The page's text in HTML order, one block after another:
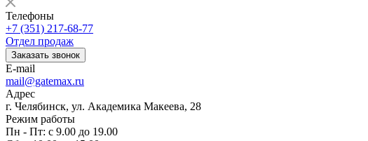
Телефоны
+7 (351) 217-68-77
Отдел продаж
Заказать звонок
E-mail
mail@gatemax.ru
Адрес
г. Челябинск, ул. Академика Макеева, 28
Режим работы
Пн - Пт: с 9.00 до 19.00